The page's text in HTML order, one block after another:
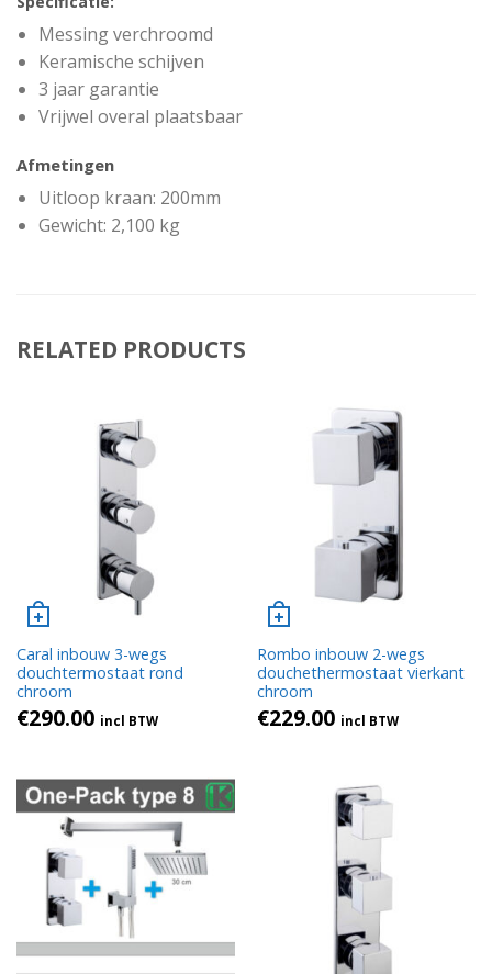
Messing verchroomd
Keramische schijven
3 jaar garantie
Vrijwel overal plaatsbaar
Afmetingen
Uitloop kraan: 200mm
Gewicht: 2,100 kg
RELATED PRODUCTS
Caral inbouw 3-wegs
douchtermostaat rond
chroom
€290.00 incl BTW
Rombo inbouw 2-wegs
douchethermostaat vierkant
chroom
€229.00 incl BTW